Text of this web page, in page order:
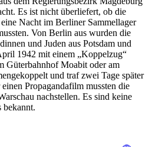
Es ist nicht überliefert, ob die
Nacht im Berliner Sammellager
Von Berlin aus wurden die
und Juden aus Potsdam und
1942 mit einem „Koppelzug“
Güterbahnhof Moabit oder am
und traf zwei Tage später
Propagandafilm mussten die
nachstellen. Es sind keine
bekannt.